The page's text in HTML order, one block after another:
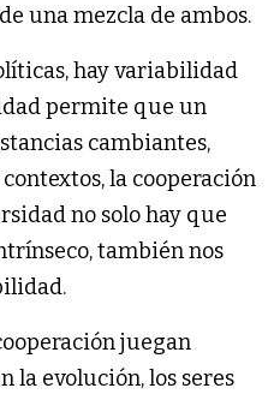
una mezcla de ambos.
hay variabilidad
permite que un
cambiantes,
la cooperación
no solo hay que
también nos
juegan
la evolución, los seres